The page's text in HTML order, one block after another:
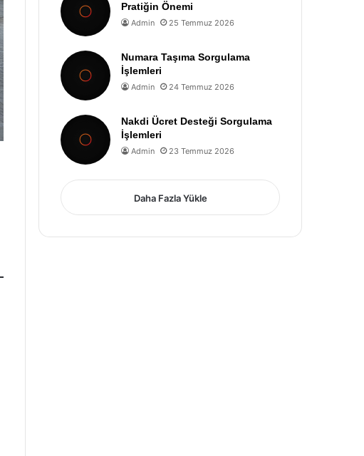
Pratiğin Önemi
Admin 25 Temmuz 2026
Numara Taşıma Sorgulama
İşlemleri
Admin 24 Temmuz 2026
Nakdi Ücret Desteği Sorgulama
İşlemleri
Admin 23 Temmuz 2026
Daha Fazla Yükle